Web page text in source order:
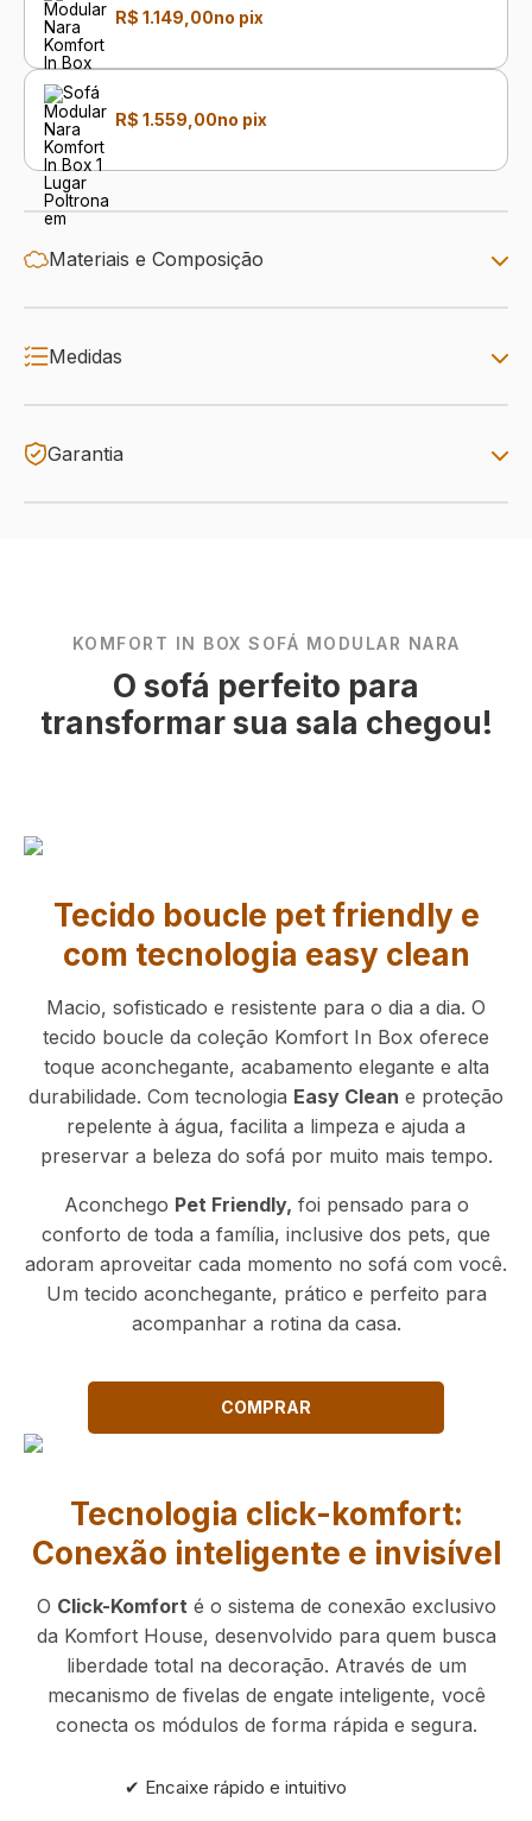
R$ 1.149,00no pix
R$ 1.559,00no pix
Materiais e Composição
Medidas
Garantia
KOMFORT IN BOX SOFÁ MODULAR NARA
O sofá perfeito para
transformar sua sala chegou!
Tecido boucle pet friendly e
com tecnologia easy clean
Macio, sofisticado e resistente para o dia a dia. O
tecido boucle da coleção Komfort In Box oferece
toque aconchegante, acabamento elegante e alta
durabilidade. Com tecnologia Easy Clean e proteção
repelente à água, facilita a limpeza e ajuda a
preservar a beleza do sofá por muito mais tempo.
Aconchego Pet Friendly, foi pensado para o
conforto de toda a família, inclusive dos pets, que
adoram aproveitar cada momento no sofá com você.
Um tecido aconchegante, prático e perfeito para
acompanhar a rotina da casa.
COMPRAR
Tecnologia click-komfort:
Conexão inteligente e invisível
O Click-Komfort é o sistema de conexão exclusivo
da Komfort House, desenvolvido para quem busca
liberdade total na decoração. Através de um
mecanismo de fivelas de engate inteligente, você
conecta os módulos de forma rápida e segura.
✔ Encaixe rápido e intuitivo